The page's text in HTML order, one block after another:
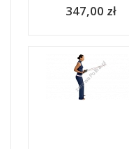
347,00 zł